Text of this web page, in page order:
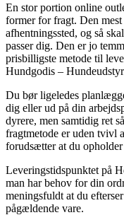
En stor portion online
former for fragt. Den
afhentningssted, og så
passer dig. Den er jo
prisbilligste metode til
Hundgodis –
Du bør ligeledes
dig eller ud på din
dyrere, men samtidig ret
fragtmetode er uden tvivl
forudsætter at du
Leveringstidspunktet på
man har behov for din
meningsfuldt at du
pågældende vare.